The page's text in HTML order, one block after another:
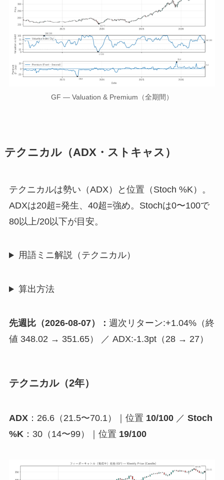
GF — Valuation & Premium（全期間）
テクニカル（ADX・ストキャス）
テクニカルは勢い（ADX）と位置（Stoch %K）。
ADXは20超=発生、40超=強め。Stochは0〜100で
80以上/20以下が目安。
用語ミニ解説（テクニカル）
算出方法
先週比（2026-08-07）： 週次リターン:+1.04%（終
値 348.02 → 351.65） ／ ADX:-1.3pt（28 → 27）
テクニカル（2年）
ADX：26.6（21.5〜70.1）｜位置 10/100／ Stoch
%K ：30（14〜99）｜位置 19/100